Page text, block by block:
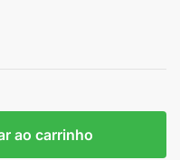
ao carrinho